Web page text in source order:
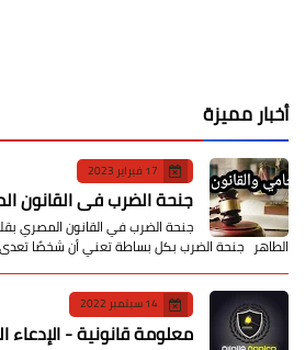
أخبار مميزة
17 فبراير 2023
جنحة الضرب في القانون
جنحة الضرب في القانون المصري
الطاهر جنحة الضرب بكل بساطة تعني أن شخصًا
14 سبتمبر 2022
معلومة قانونية -